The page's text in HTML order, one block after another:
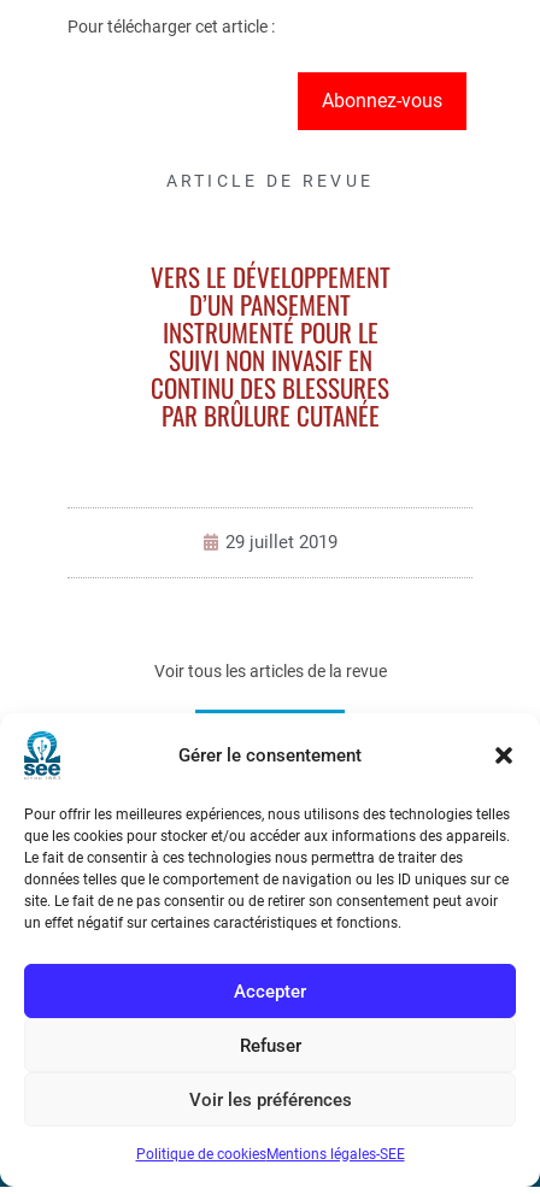
Gérer le consentement
Pour offrir les meilleures expériences, nous utilisons des technologies telles
que les cookies pour stocker et/ou accéder aux informations des appareils.
Le fait de consentir à ces technologies nous permettra de traiter des
données telles que le comportement de navigation ou les ID uniques sur ce
site. Le fait de ne pas consentir ou de retirer son consentement peut avoir
un effet négatif sur certaines caractéristiques et fonctions.
Accepter
Refuser
Voir les préférences
Politique de cookiesMentions légales-SEE
Pour télécharger cet article :
Abonnez-vous
ARTICLE DE REVUE
VERS LE DÉVELOPPEMENT
D’UN PANSEMENT
INSTRUMENTÉ POUR LE
SUIVI NON INVASIF EN
CONTINU DES BLESSURES
PAR BRÛLURE CUTANÉE
29 juillet 2019
Voir tous les articles de la revue